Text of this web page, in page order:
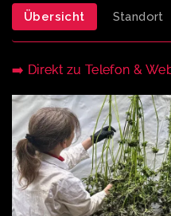
Übersicht Standort
➡️ Direkt zu Telefon &